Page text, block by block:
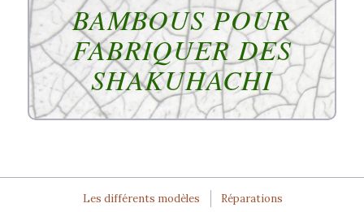
BAMBOUS POUR
FABRIQUER DES
SHAKUHACHI
Les différents modèles Réparations